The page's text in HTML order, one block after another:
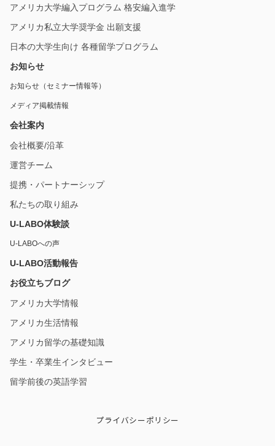
アメリカ大学編入プログラム 格安編入進学
アメリカ私立大学奨学金 出願支援
日本の大学生向け 各種留学プログラム
お知らせ
お知らせ（セミナー情報等）
メディア掲載情報
会社案内
会社概要/沿革
運営チーム
提携・パートナーシップ
私たちの取り組み
U-LABO体験談
U-LABOへの声
U-LABO活動報告
お役立ちブログ
アメリカ大学情報
アメリカ生活情報
アメリカ留学の基礎知識
学生・卒業生インタビュー
留学前後の英語学習
プライバシーポリシー